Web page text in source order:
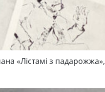
«Лістамі з падарожжа»,